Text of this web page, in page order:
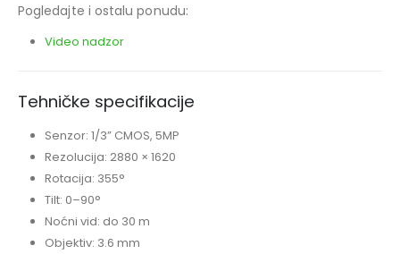
Pogledajte i ostalu ponudu:
Video nadzor
Tehničke specifikacije
Senzor: 1/3” CMOS, 5MP
Rezolucija: 2880 × 1620
Rotacija: 355°
Tilt: 0–90°
Noćni vid: do 30 m
Objektiv: 3.6 mm